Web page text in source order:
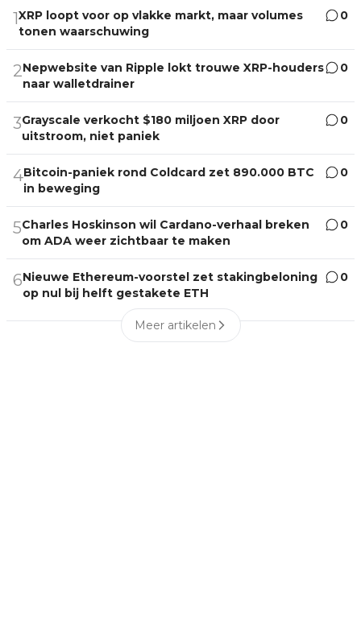
1XRP loopt voor op vlakke markt, maar volumes
tonen waarschuwing
0
2Nepwebsite van Ripple lokt trouwe XRP-houders
naar walletdrainer
0
3Grayscale verkocht $180 miljoen XRP door
uitstroom, niet paniek
0
4Bitcoin-paniek rond Coldcard zet 890.000 BTC
in beweging
0
5Charles Hoskinson wil Cardano-verhaal breken
om ADA weer zichtbaar te maken
0
6Nieuwe Ethereum-voorstel zet stakingbeloning
op nul bij helft gestakete ETH
0
Meer artikelen